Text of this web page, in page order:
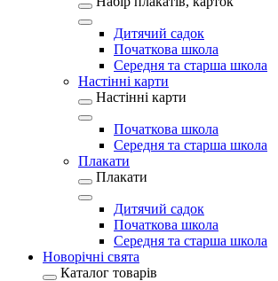
Дитячий садок
Початкова школа
Середня та старша школа
Настінні карти
Настінні карти
Початкова школа
Середня та старша школа
Плакати
Плакати
Дитячий садок
Початкова школа
Середня та старша школа
Новорічні свята
Каталог товарів